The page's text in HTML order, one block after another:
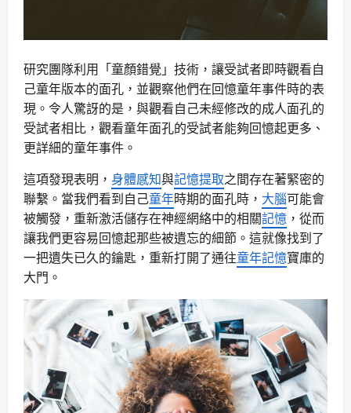
研究團隊利用「童顏錯覺」 技術 ，讓受試者即時觀看自
己童年版本的面孔，並觀察他們在回憶童年事件時的表
現。令人驚訝的是，與觀看自己未經修改的成人面孔的
受試者相比，觀看童年面孔的受試者能夠回憶起更多、
更詳細的童年事件。
這項發現表明， 身體感知與記憶提取之間存在著緊密的
聯繫。當我們看到自己童年時期的面孔時， 大腦可能會
被觸發，重新激活儲存在神經網絡中的相關記憶 ，從而
讓我們更容易回憶起那些被遺忘的細節。這就像找到了
一把遺失已久的鑰匙，重新打開了通往童年記憶寶庫的
大門。